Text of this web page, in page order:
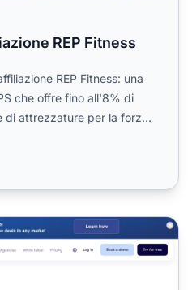
REP Fitness
REP Fitness: una
che offre fino all'8% di
di attrezzature per la forza